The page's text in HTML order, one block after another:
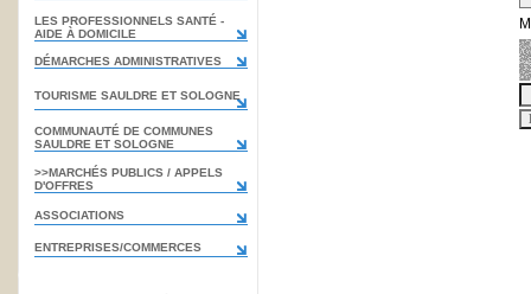
LES PROFESSIONNELS SANTÉ -
AIDE À DOMICILE
DÉMARCHES ADMINISTRATIVES
TOURISME SAULDRE ET SOLOGNE
COMMUNAUTÉ DE COMMUNES
SAULDRE ET SOLOGNE
>>MARCHÉS PUBLICS / APPELS
D'OFFRES
ASSOCIATIONS
ENTREPRISES/COMMERCES